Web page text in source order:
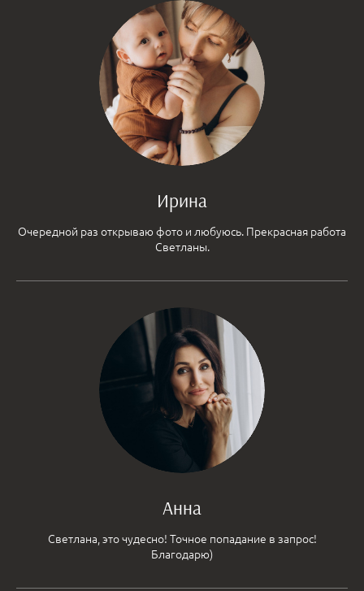
Ирина
Очередной раз открываю фото и любуюсь. Прекрасная работа
Светланы.
Анна
Светлана, это чудесно! Точное попадание в запрос!
Благодарю)